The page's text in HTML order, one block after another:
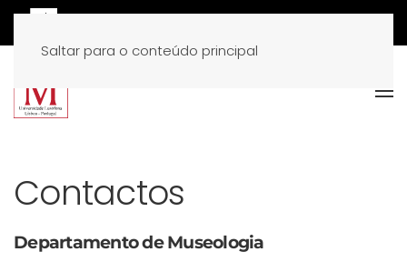
Saltar para o conteúdo principal
Contactos
Departamento de Museologia